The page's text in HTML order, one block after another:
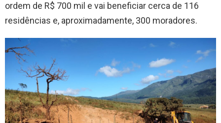
ordem de R$ 700 mil e vai beneficiar cerca de 116
residências e, aproximadamente, 300 moradores.